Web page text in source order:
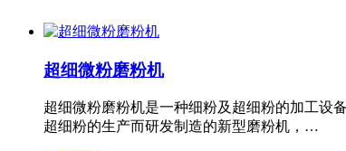
超细微粉磨粉机
超细微粉磨粉机是一种细粉及超细粉的加工设
超细粉的生产而研发制造的新型磨粉机，…